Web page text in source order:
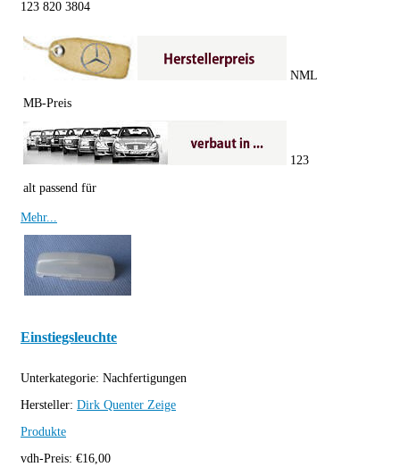
123 820 3804
MB-Preis
NML
alt passend für
123
Mehr...
Einstiegsleuchte
Unterkategorie: Nachfertigungen
Hersteller: Dirk Quenter Zeige
Produkte
vdh-Preis: €16,00